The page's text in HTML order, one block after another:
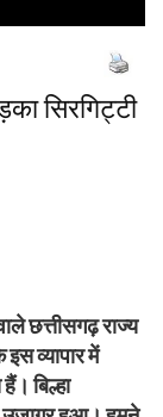
सिरगिट्टी
छत्तीसगढ़ राज्य
व्यापार में
बिल्हा